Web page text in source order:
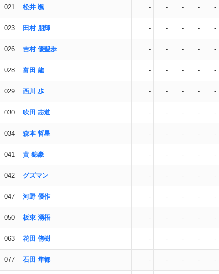
021 松井 颯 - - - - -
023 田村 朋輝 - - - - -
026 吉村 優聖歩 - - - - -
028 富田 龍 - - - - -
029 西川 歩 - - - - -
030 吹田 志道 - - - - -
034 森本 哲星 - - - - -
041 黄 錦豪 - - - - -
042 グズマン - - - - -
047 河野 優作 - - - - -
050 板東 湧梧 - - - - -
063 花田 侑樹 - - - - -
077 石田 隼都 - - - - -